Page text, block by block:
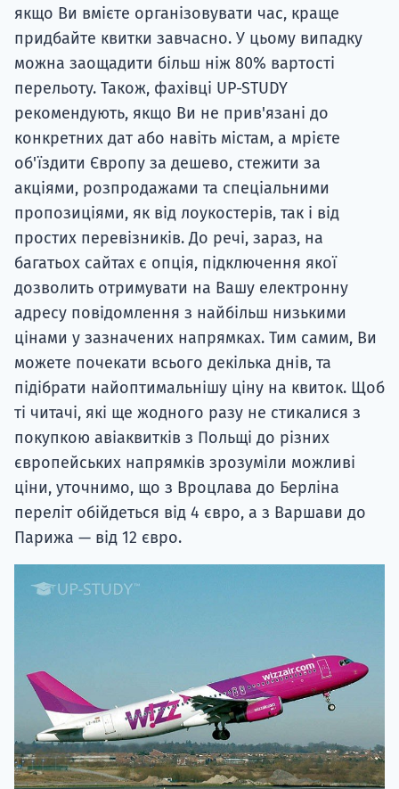
якщо Ви вмієте організовувати час, краще
придбайте квитки завчасно. У цьому випадку
можна заощадити більш ніж 80% вартості
перельоту. Також, фахівці UP-STUDY
рекомендують, якщо Ви не прив'язані до
конкретних дат або навіть містам, а мрієте
об'їздити Європу за дешево, стежити за
акціями, розпродажами та спеціальними
пропозиціями, як від лоукостерів, так і від
простих перевізників. До речі, зараз, на
багатьох сайтах є опція, підключення якої
дозволить отримувати на Вашу електронну
адресу повідомлення з найбільш низькими
цінами у зазначених напрямках. Тим самим, Ви
можете почекати всього декілька днів, та
підібрати найоптимальнішу ціну на квиток. Щоб
ті читачі, які ще жодного разу не стикалися з
покупкою авіаквитків з Польщі до різних
європейських напрямків зрозуміли можливі
ціни, уточнимо, що з Вроцлава до Берліна
переліт обійдеться від 4 євро, а з Варшави до
Парижа — від 12 євро.